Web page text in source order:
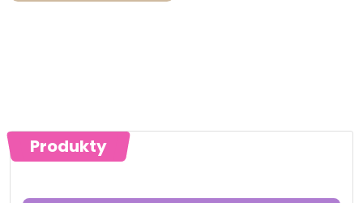
Produkty